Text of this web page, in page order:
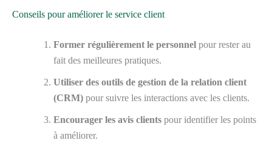
Conseils pour améliorer le service client
Former régulièrement le personnel pour rester au
fait des meilleures pratiques.
Utiliser des outils de gestion de la relation client
(CRM) pour suivre les interactions avec les clients.
Encourager les avis clients pour identifier les points
à améliorer.